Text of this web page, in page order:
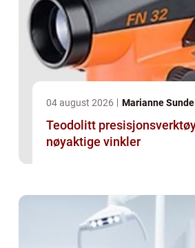
04 august 2026 Marianne Sunde
Teodolitt presisjonsverktøyet for
nøyaktige vinkler